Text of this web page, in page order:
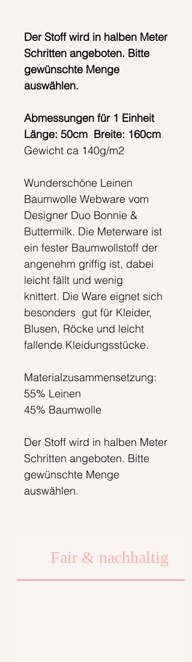
Der Stoff wird in halben Meter
Schritten angeboten. Bitte
gewünschte Menge
auswählen.
Abmessungen für 1 Einheit
Länge: 50cm Breite: 160cm
Gewicht ca 140g/m2
Wunderschöne Leinen
Baumwolle Webware vom
Designer Duo Bonnie &
Buttermilk. Die Meterware ist
ein fester Baumwollstoff der
angenehm griffig ist, dabei
leicht fällt und wenig
knittert. Die Ware eignet sich
besonders gut für Kleider,
Blusen, Röcke und leicht
fallende Kleidungsstücke.
Materialzusammensetzung:
55% Leinen
45% Baumwolle
Der Stoff wird in halben Meter
Schritten angeboten. Bitte
gewünschte Menge
auswählen.
Fair & nachhaltig